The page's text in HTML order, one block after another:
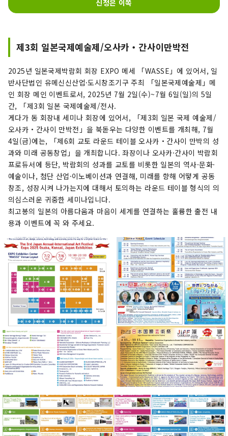
신청은 이쪽
제3회 일본국제예술제/오사카・간사이만박전
2025년 일본국제박람회 회장 EXPO 메세 「WASSE」에 있어서, 일
반사단법인 유메신신산업·도시창조기구 주최 「일본국제예술제」메
인 회장 메인 이벤트로서, 2025년 7월 2일(수)~7월 6일(일)의 5일
간, 「제3회 일본 국제예술제/전사.
게다가 동 회장내 세미나 회장에 있어서, 「제3회 일본 국제 예술제/
오사카・간사이 만박전」을 북돋우는 다양한 이벤트를 개최해, 7월
4일(금)에는, 「제6회 교토 라운드 테이블 오사카・간사이 만박의 성
과와 미래 공동창업」을 개최합니다. 좌장이나 오사카·간사이 박람회
프로듀서에 등단, 박람회의 성과를 교토를 비롯한 일본의 역사·문화·
예술이나, 첨단 산업·이노베이션과 연결해, 미래를 향해 어떻게 공동
창조, 성장시켜 나가는지에 대해서 토의하는 라운드 테이블 형식의 의
의심스러운 귀중한 세미나입니다.
최고봉의 일본의 아름다움과 마음이 세계를 연결하는 훌륭한 출전 내
용과 이벤트에 꼭 와 주세요.